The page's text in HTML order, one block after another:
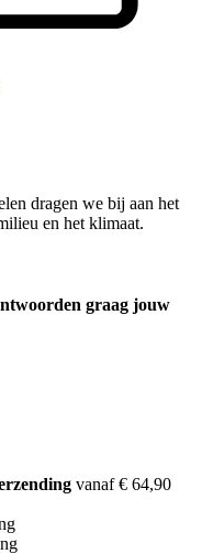
dragen we bij aan het
en het klimaat.
graag jouw
vanaf € 64,90